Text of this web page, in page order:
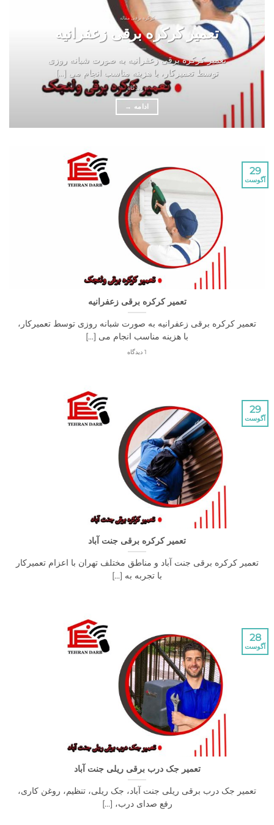
کرکره برقی مقاله
تعمیر کرکره برقی زعفرانیه
تعمیر کرکره برقی زعفرانیه به صورت شبانه روزی
توسط تعمیرکار، با هزینه مناسب انجام می [...]
1 دیدگاه
تعمیر کرکره برقی زعفرانیه
کرکره برقی زعفرانیه به صورت شبانه روزی توسط تعمیرکار،
با هزینه مناسب انجام می [...]
تعمیر کرکره برقی جنت آباد
کرکره برقی جنت آباد و مناطق مختلف تهران با اعزام تعمیرکار
با تجربه به [...]
تعمیر جک درب برقی ریلی جنت آباد
جک درب برقی ریلی جنت آباد، جک ریلی، تنظیم، روغن کاری،
رفع صدای درب، [...]